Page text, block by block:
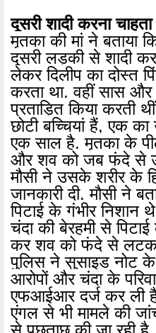
दूसरी शादी करना
मृतका की मां ने बताया
दूसरी लड़की से शादी
लेकर दिलीप का दोस्त
करता था. वहीं सास
प्रताड़ित किया करती
छोटी बच्चियां हैं, एक
एक साल है. मृतका के
और शव को जब फंदे से
मौसी ने उसके शरीर के
जानकारी दी. मौसी ने
पिटाई के गंभीर निशान
चंदा की बेरहमी से
कर शव को फंदे से लटका
पुलिस ने सुसाइड नोट
आरोपों और चंदा के
एफआईआर दर्ज कर ली
एंगल से भी मामले की